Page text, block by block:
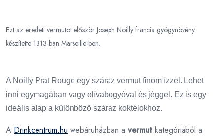
Ezt az eredeti vermutot először Joseph Noilly francia gyógynövény
készítette 1813-ban Marseille-ben.
A Noilly Prat Rouge egy száraz vermut finom ízzel. Lehet
inni egymagában vagy olívabogyóval és jéggel. Ez is egy
ideális alap a különböző száraz koktélokhoz.
A Drinkcentrum.hu webáruházban a vermut kategóriából a